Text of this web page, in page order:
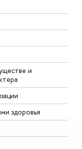
и
здоровья